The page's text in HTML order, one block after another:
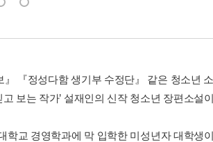
『정성다함 생기부 수정단』 같은 청소년
보는 작가’ 설재인의 신작 청소년 장편소설
학교 경영학과에 막 입학한 미성년자 대학생